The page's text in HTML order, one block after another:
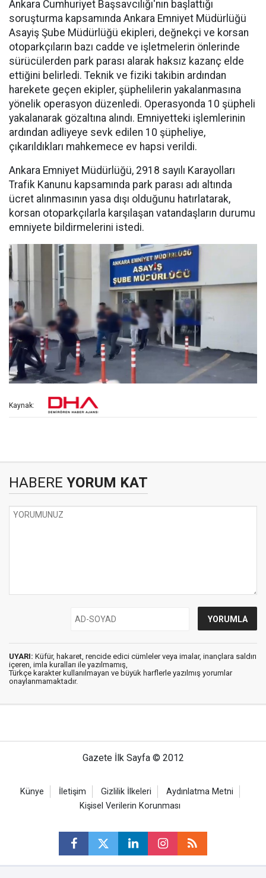
Ankara Cumhuriyet Başsavcılığı'nın başlattığı
soruşturma kapsamında Ankara Emniyet Müdürlüğü
Asayiş Şube Müdürlüğü ekipleri, değnekçi ve korsan
otoparkçıların bazı cadde ve işletmelerin önlerinde
sürücülerden park parası alarak haksız kazanç elde
ettiğini belirledi. Teknik ve fiziki takibin ardından
harekete geçen ekipler, şüphelilerin yakalanmasına
yönelik operasyon düzenledi. Operasyonda 10 şüpheli
yakalanarak gözaltına alındı. Emniyetteki işlemlerinin
ardından adliyeye sevk edilen 10 şüpheliye,
çıkarıldıkları mahkemece ev hapsi verildi.
Ankara Emniyet Müdürlüğü, 2918 sayılı Karayolları
Trafik Kanunu kapsamında park parası adı altında
ücret alınmasının yasa dışı olduğunu hatırlatarak,
korsan otoparkçılarla karşılaşan vatandaşların durumu
emniyete bildirmelerini istedi.
Kaynak:
HABERE YORUM KAT
UYARI: Küfür, hakaret, rencide edici cümleler veya imalar, inançlara saldırı
içeren, imla kuralları ile yazılmamış,
Türkçe karakter kullanılmayan ve büyük harflerle yazılmış yorumlar
onaylanmamaktadır.
Gazete İlk Sayfa © 2012
Künye İletişim Gizlilik İlkeleri
Aydınlatma Metni
Kişisel Verilerin Korunması